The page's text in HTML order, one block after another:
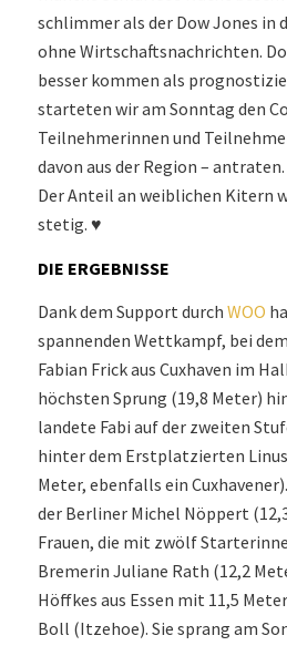
schlimmer als der Dow Jones in
ohne Wirtschaftsnachrichten.
besser kommen als
starteten wir am Sonntag den
Teilnehmerinnen und
davon aus der Region –
Der Anteil an weiblichen Kitern
stetig. ♥
DIE ERGEBNISSE
Dank dem Support durch WOO
spannenden Wettkampf, bei
Fabian Frick aus Cuxhaven im
höchsten Sprung (19,8 Meter)
landete Fabi auf der zweiten
hinter dem Erstplatzierten
Meter, ebenfalls ein
der Berliner Michel Nöppert
Frauen, die mit zwölf
Bremerin Juliane Rath (12,2
Höffkes aus Essen mit 11,5
Boll (Itzehoe). Sie sprang am